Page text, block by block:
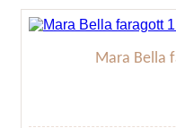
Mara Bella